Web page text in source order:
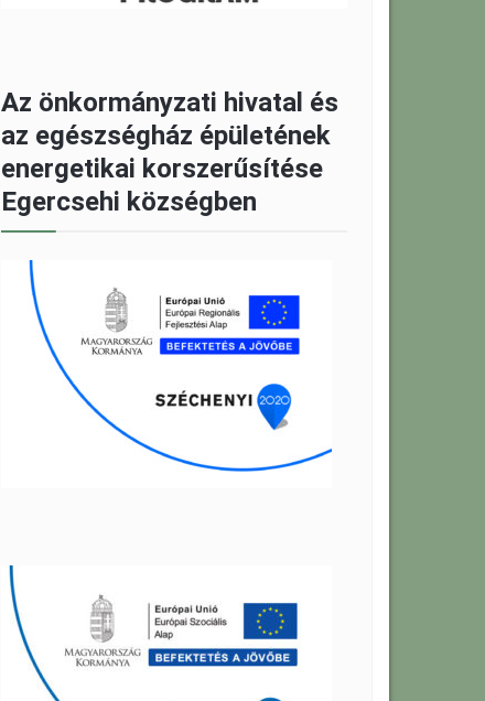
Az önkormányzati hivatal és
az egészségház épületének
energetikai korszerűsítése
Egercsehi községben